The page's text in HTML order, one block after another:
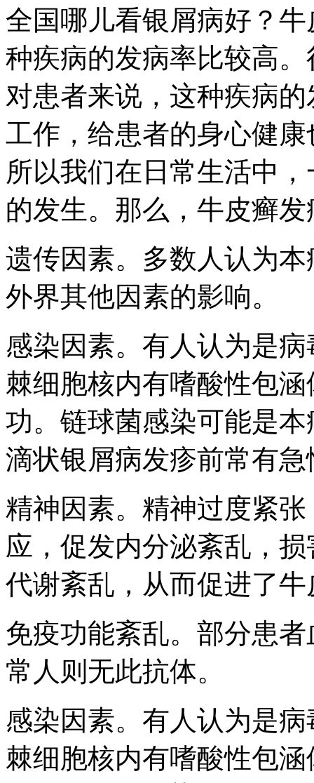
全国哪儿看银屑病好？
种疾病的发病率比较高
对患者来说，这种疾病
工作，给患者的身心健
所以我们在日常生活中
的发生。那么，牛皮癣
遗传因素。多数人认为
外界其他因素的影响。
感染因素。有人认为是
棘细胞核内有嗜酸性包
功。链球菌感染可能是
滴状银屑病发疹前常有
精神因素。精神过度紧
应，促发内分泌紊乱，
代谢紊乱，从而促进了
免疫功能紊乱。部分患
常人则无此抗体。
感染因素。有人认为是
棘细胞核内有嗜酸性包